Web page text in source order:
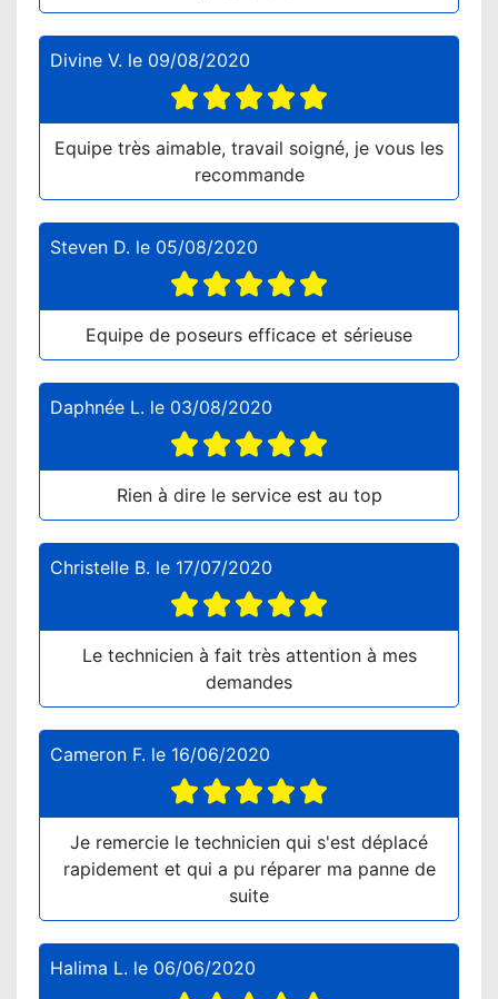
Divine V. le 09/08/2020
Equipe très aimable, travail soigné, je vous les
recommande
Steven D. le 05/08/2020
Equipe de poseurs efficace et sérieuse
Daphnée L. le 03/08/2020
Rien à dire le service est au top
Christelle B. le 17/07/2020
Le technicien à fait très attention à mes
demandes
Cameron F. le 16/06/2020
Je remercie le technicien qui s'est déplacé
rapidement et qui a pu réparer ma panne de
suite
Halima L. le 06/06/2020